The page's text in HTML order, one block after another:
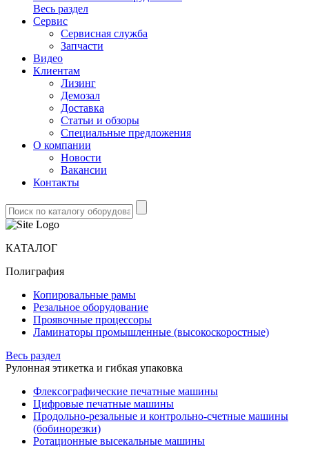
Весь раздел
Сервис
Сервисная служба
Запчасти
Видео
Клиентам
Лизинг
Демозал
Доставка
Статьи и обзоры
Специальные предложения
О компании
Новости
Вакансии
Контакты
КАТАЛОГ
Полиграфия
Копировальные рамы
Резальное оборудование
Проявочные процессоры
Ламинаторы промышленные (высокоскоростные)
Весь раздел
Рулонная этикетка и гибкая упаковка
Флексографические печатные машины
Цифровые печатные машины
Продольно-резальные и контрольно-счетные машины
(бобинорезки)
Ротационные высекальные машины